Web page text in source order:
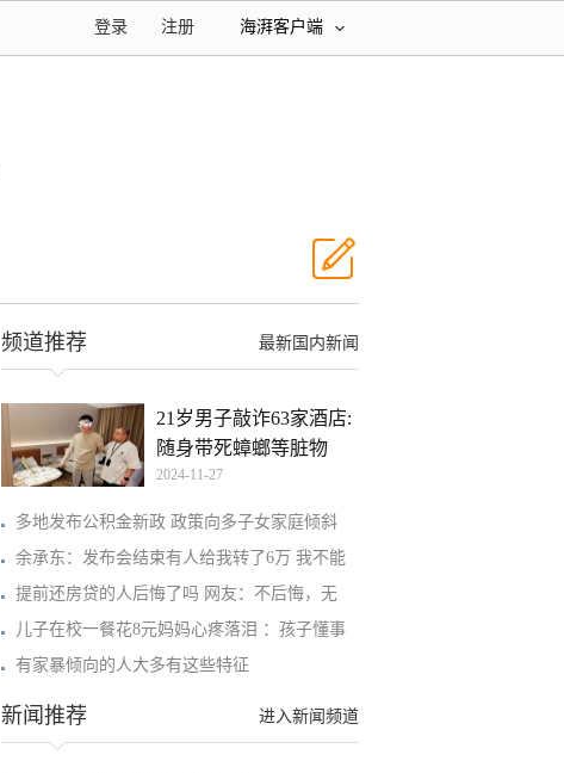
海湃客户端
注册
登录
最新国内新闻
频道推荐
21岁男子敲诈63家酒店:
随身带死蟑螂等脏物
2024-11-27
多地发布公积金新政 政策向多子女家庭倾斜
余承东：发布会结束有人给我转了6万 我不能
提前还房贷的人后悔了吗 网友：不后悔，无
儿子在校一餐花8元妈妈心疼落泪 ：孩子懂事
有家暴倾向的人大多有这些特征
进入新闻频道
新闻推荐